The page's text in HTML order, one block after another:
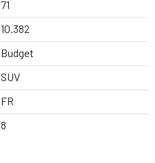
71
10.382
Budget
SUV
FR
8